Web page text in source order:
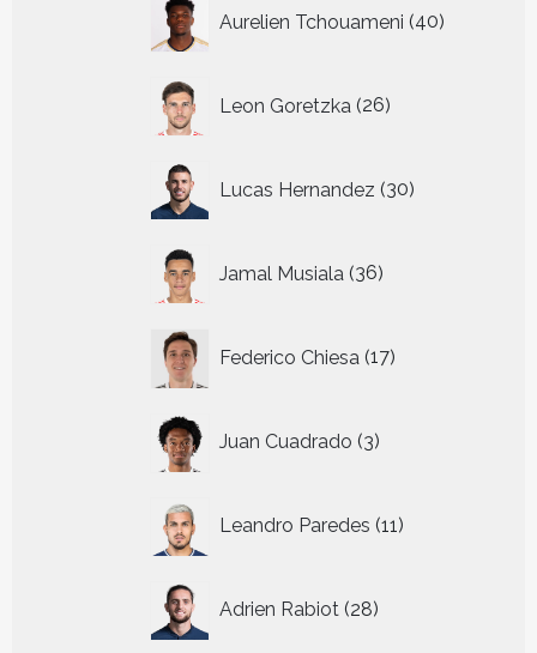
Aurelien Tchouameni 40
producten
Leon Goretzka 26
producten
Lucas Hernandez 30
producten
Jamal Musiala 36
producten
Federico Chiesa 17
producten
Juan Cuadrado 3
producten
Leandro Paredes 11
producten
Adrien Rabiot 28
producten